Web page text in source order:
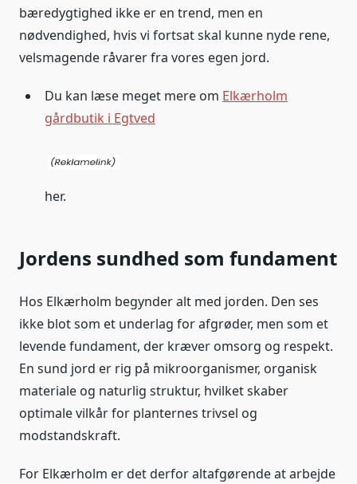
bæredygtighed ikke er en trend, men en
nødvendighed, hvis vi fortsat skal kunne nyde rene,
velsmagende råvarer fra vores egen jord.
Du kan læse meget mere om Elkærholm
gårdbutik i Egtved
her.
Jordens sundhed som fundament
Hos Elkærholm begynder alt med jorden. Den ses
ikke blot som et underlag for afgrøder, men som et
levende fundament, der kræver omsorg og respekt.
En sund jord er rig på mikroorganismer, organisk
materiale og naturlig struktur, hvilket skaber
optimale vilkår for planternes trivsel og
modstandskraft.
For Elkærholm er det derfor altafgørende at arbejde